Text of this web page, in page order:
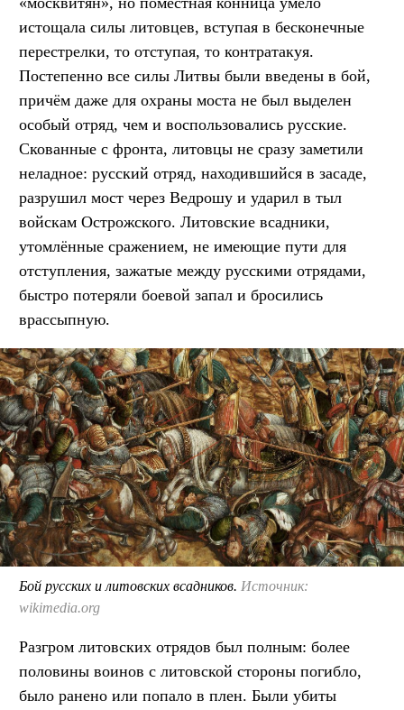
истощала силы литовцев, вступая в бесконечные
перестрелки, то отступая, то контратакуя.
Постепенно все силы Литвы были введены в бой,
причём даже для охраны моста не был выделен
особый отряд, чем и воспользовались русские.
Скованные с фронта, литовцы не сразу заметили
неладное: русский отряд, находившийся в засаде,
разрушил мост через Ведрошу и ударил в тыл
войскам Острожского. Литовские всадники,
утомлённые сражением, не имеющие пути для
отступления, зажатые между русскими отрядами,
быстро потеряли боевой запал и бросились
врассыпную.
Бой русских и литовских всадников. Источник:
wikimedia.org
Разгром литовских отрядов был полным: более
половины воинов с литовской стороны погибло,
было ранено или попало в плен. Были убиты